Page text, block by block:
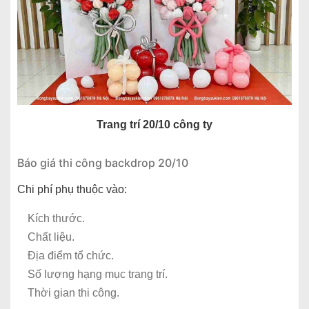
Trang trí 20/10 công ty
Báo giá thi công backdrop 20/10
Chi phí phụ thuộc vào:
Kích thước.
Chất liệu.
Địa điểm tổ chức.
Số lượng hạng mục trang trí.
Thời gian thi công.